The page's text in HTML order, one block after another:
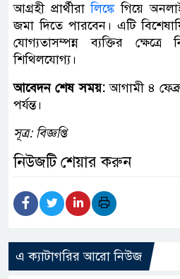
আগ্রহী প্রার্থীরালিঙ্কেগিয়ে
জমা দিতে পারবেন। এটি
যোগ্যতাসম্পন্ন ব্যক্তির
শিথিলযোগ্য।
আবেদন শেষ সময়:আগামী ৪
পর্যন্ত।
সূত্র: বিজ্ঞপ্তি
নিউজটি শেয়ার করুন
এ ক্যাটাগরির আরো নিউজ